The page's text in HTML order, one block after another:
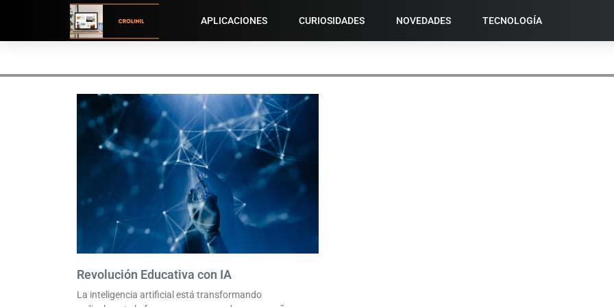
APLICACIONES CURIOSIDADES NOVEDADES TECNOLOGÍA
Revolución Educativa con IA
La inteligencia artificial está transformando